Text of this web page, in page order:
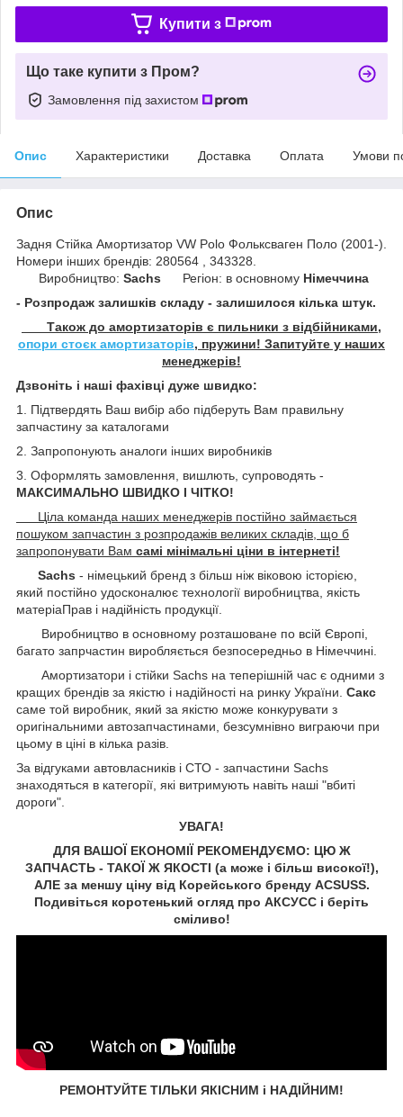
Купити з
Що таке купити з Пром?
Замовлення під захистом
Опис Характеристики Доставка Оплата Умови
Опис
Задня Стійка Амортизатор VW Polo Фольксваген Поло (2001-).
Номери інших брендів: 280564 , 343328.
Виробництво: Sachs Регіон: в основному Німеччина
- Розпродаж залишків складу - залишилося кілька штук.
Також до амортизаторів є пильники з відбійниками,
опори стоєк амортизаторів, пружини! Запитуйте у наших
менеджерів!
Дзвоніть і наші фахівці дуже швидко:
1. Підтвердять Ваш вибір або підберуть Вам правильну
запчастину за каталогами
2. Запропонують аналоги інших виробників
3. Оформлять замовлення, вишлють, супроводять -
МАКСИМАЛЬНО ШВИДКО І ЧІТКО!
Ціла команда наших менеджерів постійно займається
пошуком запчастин з розпродажів великих складів, що б
запропонувати Вам самі мінімальні ціни в інтернеті!
Sachs - німецький бренд з більш ніж віковою історією,
який постійно удосконалює технології виробництва, якість
матеріаПрав і надійність продукції.
Виробництво в основному розташоване по всій Європі,
багато запрчастин виробляється безпосередньо в Німеччині.
Амортизатори і стійки Sachs на теперішній час є одними з
кращих брендів за якістю і надійності на ринку України. Сакс
саме той виробник, який за якістю може конкурувати з
оригінальними автозапчастинами, безсумнівно виграючи при
цьому в ціні в кілька разів.
За відгуками автовласників і СТО - запчастини Sachs
знаходяться в категорії, які витримують навіть наші "вбиті
дороги".
УВАГА!
ДЛЯ ВАШОЇ ЕКОНОМІЇ РЕКОМЕНДУЄМО: ЦЮ Ж
ЗАПЧАСТЬ - ТАКОЇ Ж ЯКОСТІ (а може і більш високої!),
АЛЕ за меншу ціну від Корейського бренду ACSUSS.
Подивіться коротенький огляд про АКСУСС і беріть
сміливо!
РЕМОНТУЙТЕ ТІЛЬКИ ЯКІСНИМ і НАДІЙНИМ!